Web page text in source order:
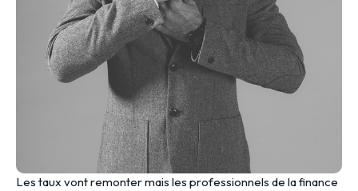
Les taux vont remonter mais les professionnels de la finance